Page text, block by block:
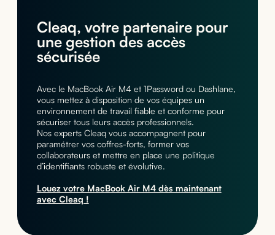
Cleaq, votre partenaire pour
une gestion des accès
sécurisée
Avec le MacBook Air M4 et 1Password ou Dashlane,
vous mettez à disposition de vos équipes un
environnement de travail fiable et conforme pour
sécuriser tous leurs accès professionnels.
Nos experts Cleaq vous accompagnent pour
paramétrer vos coffres-forts, former vos
collaborateurs et mettre en place une politique
d’identifiants robuste et évolutive.
Louez votre MacBook Air M4 dès maintenant
avec Cleaq !